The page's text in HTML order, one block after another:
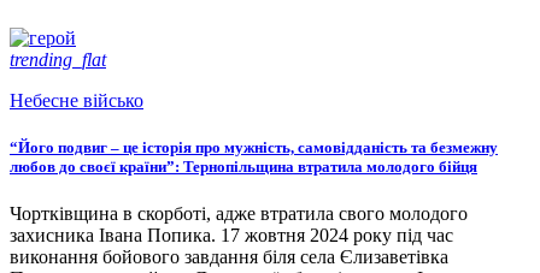
trending_flat
Небесне військо
“Його подвиг – це історія про мужність, самовідданість та безмежну
любов до своєї країни”: Тернопільщина втратила молодого бійця
Чортківщина в скорботі, адже втратила свого молодого
захисника Івана Попика. 17 жовтня 2024 року під час
виконання бойового завдання біля села Єлизаветівка